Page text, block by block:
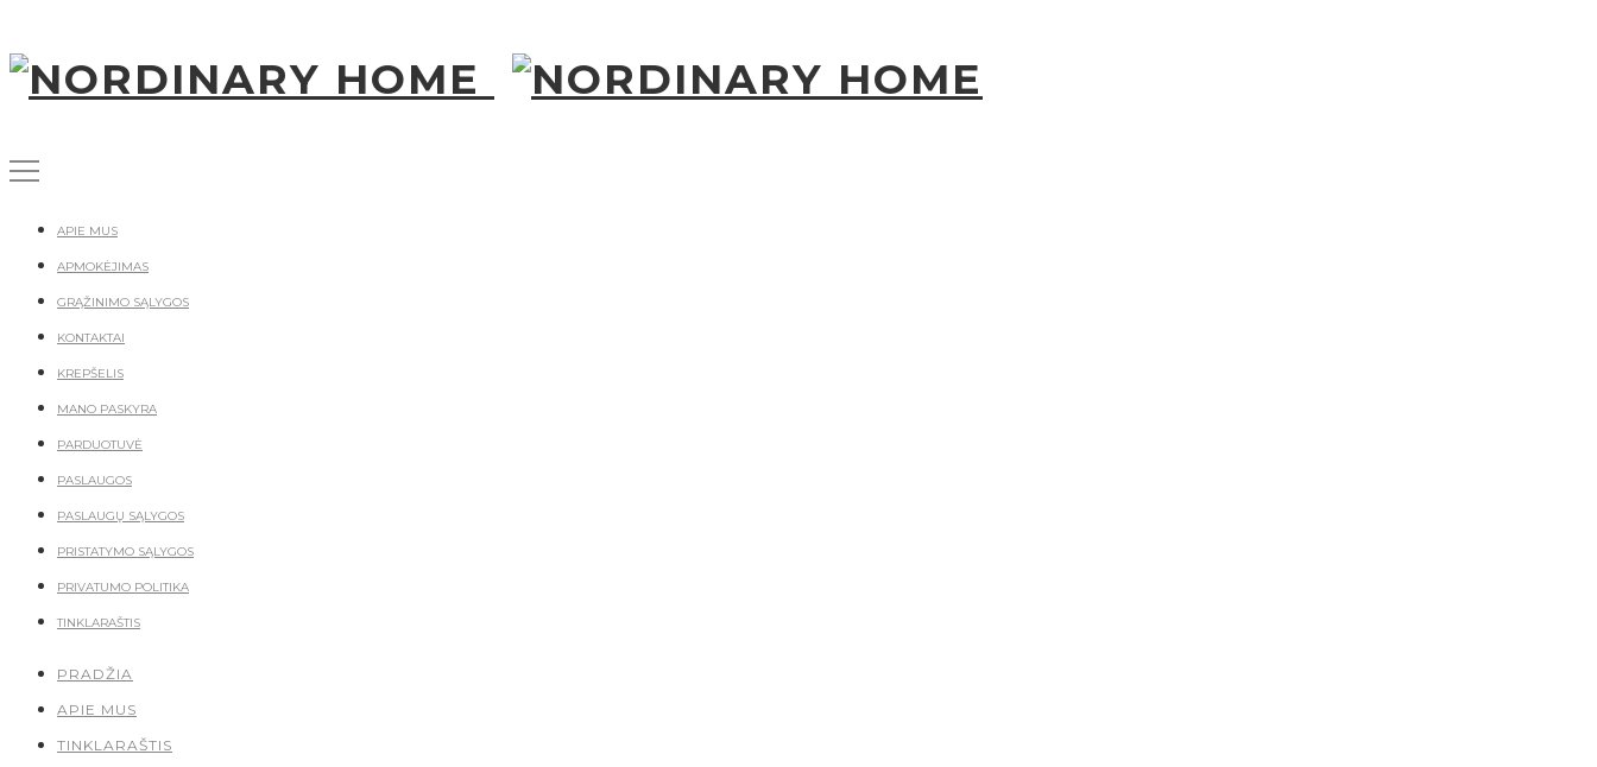
APIE MUS
APMOKĖJIMAS
GRĄŽINIMO SĄLYGOS
KONTAKTAI
KREPŠELIS
MANO PASKYRA
PARDUOTUVĖ
PASLAUGOS
PASLAUGŲ SĄLYGOS
PRISTATYMO SĄLYGOS
PRIVATUMO POLITIKA
TINKLARAŠTIS
PRADŽIA
APIE MUS
TINKLARAŠTIS